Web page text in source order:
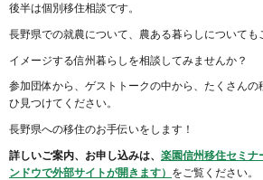
後半は個別移住相談です。
長野県での就農について、農ある暮らしについても
イメージする信州暮らしを相談してみませんか？
参加団体から、ゲストトークの中から、たくさん
ひ見つけてください。
長野県への移住のお手伝いをします！
詳しいご案内、お申し込みは、 楽園信州移住セミナ
ンドウで外部サイトが開きます） をご覧ください。